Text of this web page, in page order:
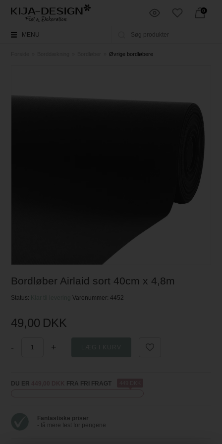
0
MENU
Øvrige bordløbere
Bordløber Airlaid sort 40cm x 4,8m
Status: Klar til leveringVarenummer:4452
49,00 DKK
- +
DU ER FRA FRI FRAGT
Fantastiske priser
- få mere fest for pengene